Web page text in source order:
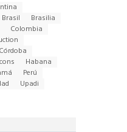
Brasil
Brasilia
Colombia
Córdoba
Habana
Perú
Upadi